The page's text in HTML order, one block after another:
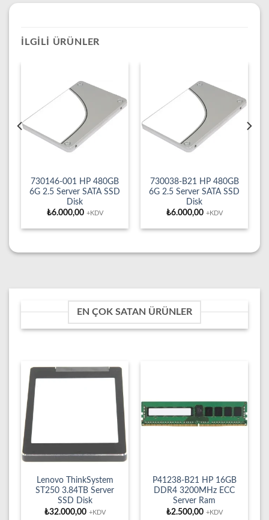
İLGILI ÜRÜNLER
730146-001 HP 480GB
6G 2.5 Server SATA SSD
Disk
₺6.000,00 +KDV
730038-B21 HP 480GB
6G 2.5 Server SATA SSD
Disk
₺6.000,00 +KDV
EN ÇOK SATAN ÜRÜNLER
Lenovo ThinkSystem
ST250 3.84TB Server
SSD Disk
₺32.000,00 +KDV
P41238-B21 HP 16GB
DDR4 3200MHz ECC
Server Ram
₺2.500,00 +KDV